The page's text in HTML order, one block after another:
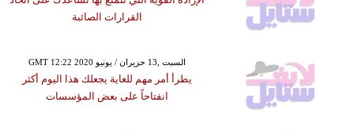
القرارات الصائبة
GMT 12:22 2020 السبت ,13 حزيران / يونيو
يطرأ أمر مهم للغاية يجعلك هذا اليوم أكثر
انفتاحاً على بعض المؤسسات